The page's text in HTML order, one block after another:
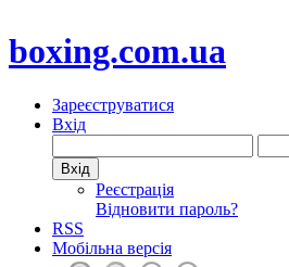
boxing.com.ua
Зареєструватися
Вхід
Реєстрація
Відновити пароль?
RSS
Мобільна версія